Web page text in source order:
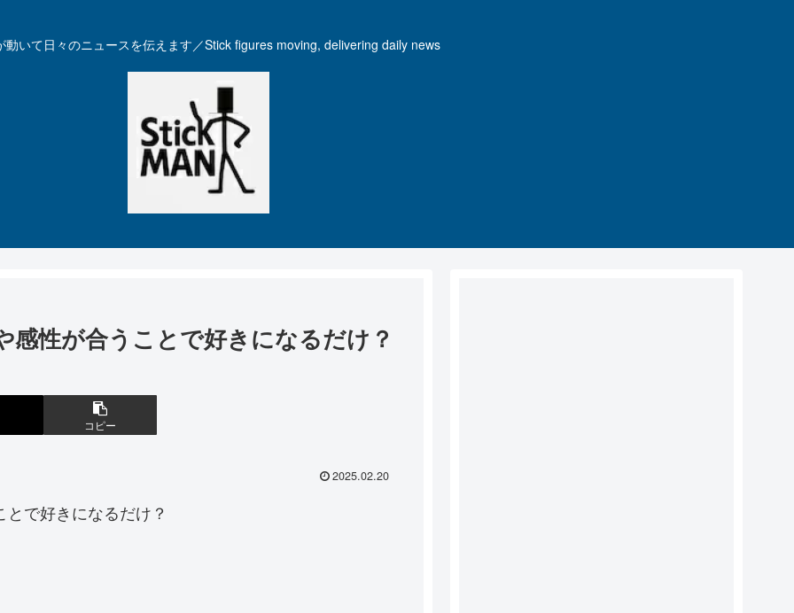
動いて日々のニュースを伝えます／Stick figures moving, delivering daily news
感性が合うことで好きになるだけ？
コピー
2025.02.20
で好きになるだけ？